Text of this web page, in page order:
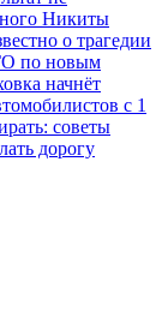
Никиты
о трагедии
по новым
начнёт
с 1
советы
дорогу